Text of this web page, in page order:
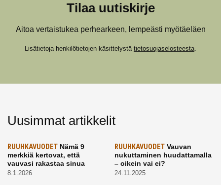
Tilaa uutiskirje
Aitoa vertaistukea perhearkeen, lempeästi myötäeläen
Lisätietoja henkilötietojen käsittelystä tietosuojaselosteesta
Uusimmat artikkelit
RUUHKAVUODET Nämä 9
merkkiä kertovat, että
vauvasi rakastaa sinua
8.1.2026
RUUHKAVUODETVauvan
nukuttaminen huudattamalla
– oikein vai ei?
24.11.2025